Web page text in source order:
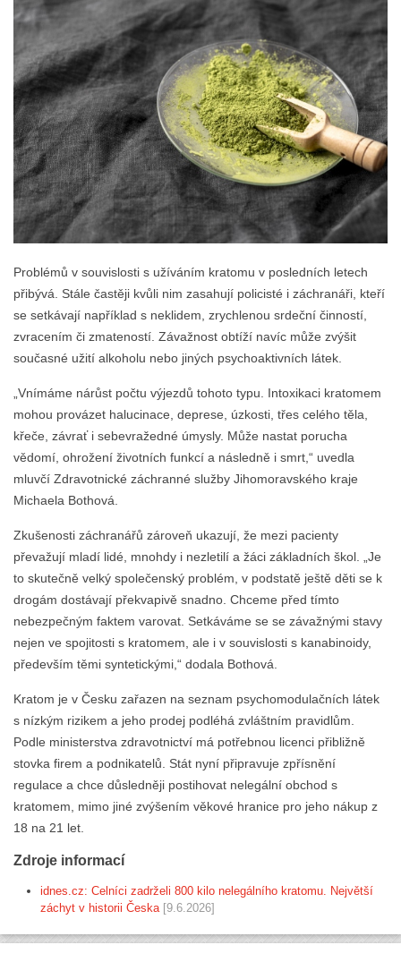
Problémů v souvislosti s užíváním kratomu v posledních letech
přibývá. Stále častěji kvůli nim zasahují policisté i záchranáři, kteří
se setkávají například s neklidem, zrychlenou srdeční činností,
zvracením či zmateností. Závažnost obtíží navíc může zvýšit
současné užití alkoholu nebo jiných psychoaktivních látek.
„Vnímáme nárůst počtu výjezdů tohoto typu. Intoxikaci kratomem
mohou provázet halucinace, deprese, úzkosti, třes celého těla,
křeče, závrať i sebevražedné úmysly. Může nastat porucha
vědomí, ohrožení životních funkcí a následně i smrt,“ uvedla
mluvčí Zdravotnické záchranné služby Jihomoravského kraje
Michaela Bothová.
Zkušenosti záchranářů zároveň ukazují, že mezi pacienty
převažují mladí lidé, mnohdy i nezletilí a žáci základních škol. „Je
to skutečně velký společenský problém, v podstatě ještě děti se k
drogám dostávají překvapivě snadno. Chceme před tímto
nebezpečným faktem varovat. Setkáváme se se závažnými stavy
nejen ve spojitosti s kratomem, ale i v souvislosti s kanabinoidy,
především těmi syntetickými,“ dodala Bothová.
Kratom je v Česku zařazen na seznam psychomodulačních látek
s nízkým rizikem a jeho prodej podléhá zvláštním pravidlům.
Podle ministerstva zdravotnictví má potřebnou licenci přibližně
stovka firem a podnikatelů. Stát nyní připravuje zpřísnění
regulace a chce důsledněji postihovat nelegální obchod s
kratomem, mimo jiné zvýšením věkové hranice pro jeho nákup z
18 na 21 let.
Zdroje informací
idnes.cz: Celníci zadrželi 800 kilo nelegálního kratomu. Největší
záchyt v historii Česka [9.6.2026]